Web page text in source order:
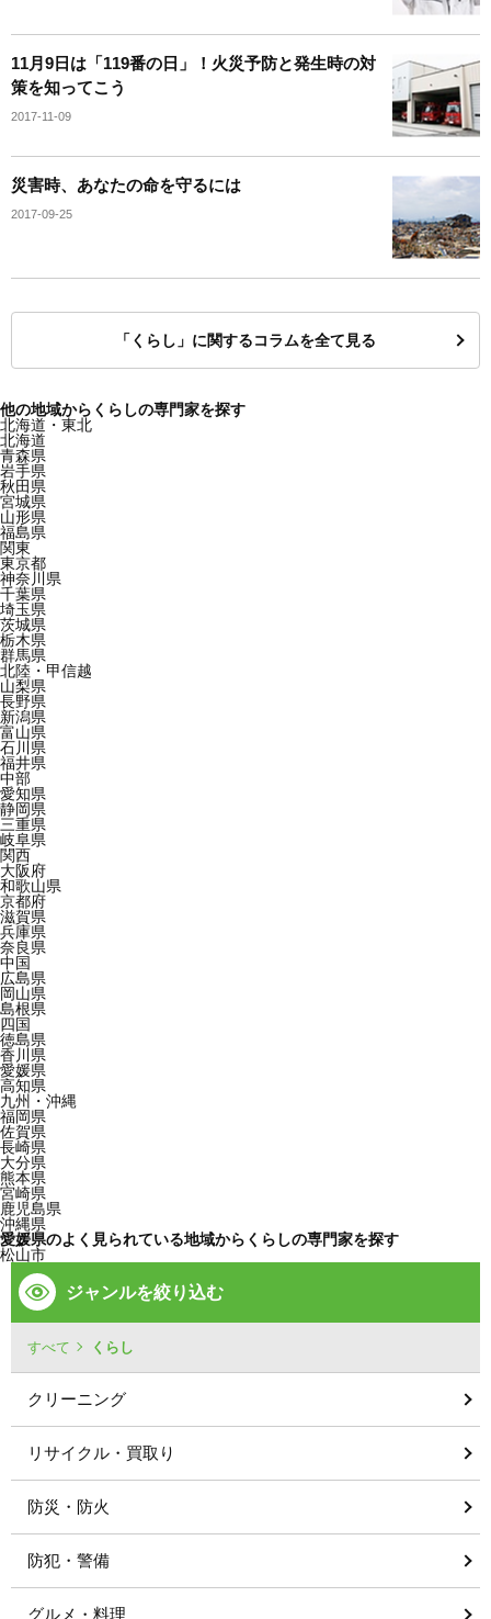
11月9日は「119番の日」！火災予防と発生時の対
策を知ってこう
2017-11-09
災害時、あなたの命を守るには
2017-09-25
「くらし」に関するコラムを全て見る
他の地域からくらしの専門家を探す
北海道・東北
北海道
青森県
岩手県
秋田県
宮城県
山形県
福島県
関東
東京都
神奈川県
千葉県
埼玉県
茨城県
栃木県
群馬県
北陸・甲信越
山梨県
長野県
新潟県
富山県
石川県
福井県
中部
愛知県
静岡県
三重県
岐阜県
関西
大阪府
和歌山県
京都府
滋賀県
兵庫県
奈良県
中国
広島県
岡山県
島根県
四国
徳島県
香川県
愛媛県
高知県
九州・沖縄
福岡県
佐賀県
長崎県
大分県
熊本県
宮崎県
鹿児島県
沖縄県
愛媛県のよく見られている地域からくらしの専門家を探す
松山市
ジャンルを絞り込む
すべて くらし
クリーニング
リサイクル・買取り
防災・防火
防犯・警備
グルメ・料理